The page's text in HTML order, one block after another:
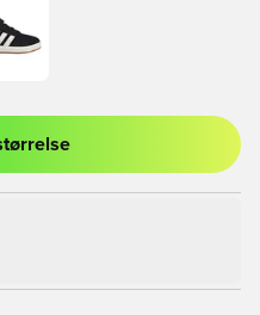
tilmelde dig som medlem